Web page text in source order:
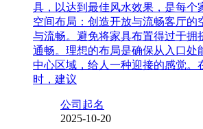
具，以达到最佳风水效果，是每个
空间布局：创造开放与流畅客厅的
与流畅。避免将家具布置得过于拥
通畅。理想的布局是确保从入口处
中心区域，给人一种迎接的感觉。
时，建议
公司起名
2025-10-20